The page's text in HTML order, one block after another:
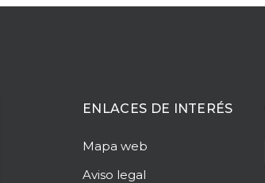
ENLACES DE INTERÉS
Mapa web
Aviso legal